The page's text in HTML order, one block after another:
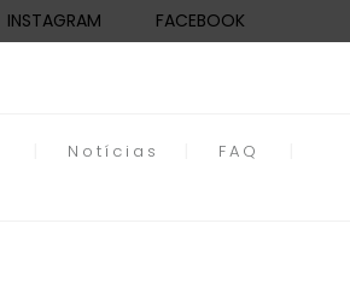
FACEBOOK
INSTAGRAM
Notícias
FAQ